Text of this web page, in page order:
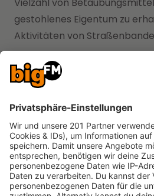
gestohlenes Eigentum zu
Aktivitäten von
Kurz nach der Verhaftung
wegen RICO-Anklagen in das
in seinen Lyrics und Videos
Verbindungen.